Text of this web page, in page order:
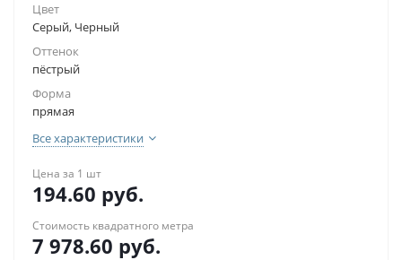
Цвет
Серый, Черный
Оттенок
пёстрый
Форма
прямая
Все характеристики
Цена за 1 шт
194.60 руб.
Стоимость квадратного метра
7 978.60 руб.